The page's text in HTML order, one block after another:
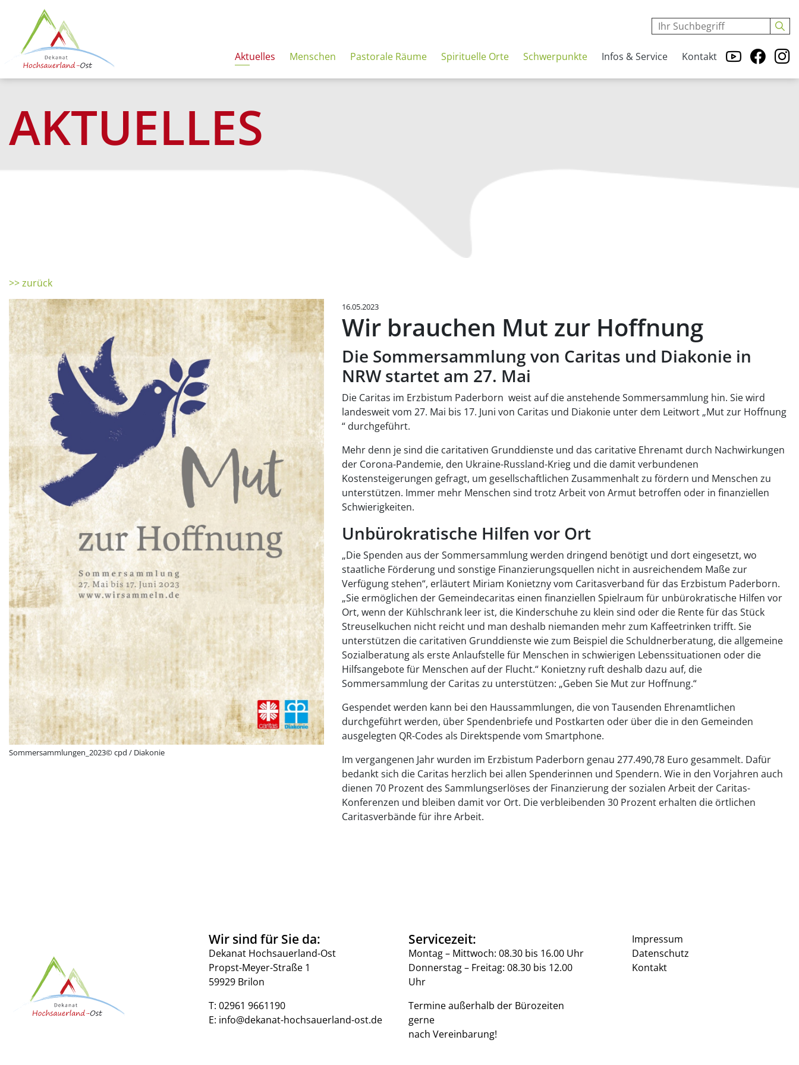
Aktuelles Menschen Pastorale Räume Spirituelle Orte Schwerpunkte Infos & Service Kontakt
AKTUELLES
>> zurück
Sommersammlungen_2023© cpd / Diakonie
16.05.2023
Wir brauchen Mut zur Hoffnung
Die Sommersammlung von Caritas und Diakonie in
NRW startet am 27. Mai
Die Caritas im Erzbistum Paderborn weist auf die anstehende Sommersammlung hin. Sie wird
landesweit vom 27. Mai bis 17. Juni von Caritas und Diakonie unter dem Leitwort „Mut zur Hoffnung
“ durchgeführt.
Mehr denn je sind die caritativen Grunddienste und das caritative Ehrenamt durch Nachwirkungen
der Corona-Pandemie, den Ukraine-Russland-Krieg und die damit verbundenen
Kostensteigerungen gefragt, um gesellschaftlichen Zusammenhalt zu fördern und Menschen zu
unterstützen. Immer mehr Menschen sind trotz Arbeit von Armut betroffen oder in finanziellen
Schwierigkeiten.
Unbürokratische Hilfen vor Ort
„Die Spenden aus der Sommersammlung werden dringend benötigt und dort eingesetzt, wo
staatliche Förderung und sonstige Finanzierungsquellen nicht in ausreichendem Maße zur
Verfügung stehen“, erläutert Miriam Konietzny vom Caritasverband für das Erzbistum Paderborn.
„Sie ermöglichen der Gemeindecaritas einen finanziellen Spielraum für unbürokratische Hilfen vor
Ort, wenn der Kühlschrank leer ist, die Kinderschuhe zu klein sind oder die Rente für das Stück
Streuselkuchen nicht reicht und man deshalb niemanden mehr zum Kaffeetrinken trifft. Sie
unterstützen die caritativen Grunddienste wie zum Beispiel die Schuldnerberatung, die allgemeine
Sozialberatung als erste Anlaufstelle für Menschen in schwierigen Lebenssituationen oder die
Hilfsangebote für Menschen auf der Flucht.“ Konietzny ruft deshalb dazu auf, die
Sommersammlung der Caritas zu unterstützen: „Geben Sie Mut zur Hoffnung.“
Gespendet werden kann bei den Haussammlungen, die von Tausenden Ehrenamtlichen
durchgeführt werden, über Spendenbriefe und Postkarten oder über die in den Gemeinden
ausgelegten QR-Codes als Direktspende vom Smartphone.
Im vergangenen Jahr wurden im Erzbistum Paderborn genau 277.490,78 Euro gesammelt. Dafür
bedankt sich die Caritas herzlich bei allen Spenderinnen und Spendern. Wie in den Vorjahren auch
dienen 70 Prozent des Sammlungserlöses der Finanzierung der sozialen Arbeit der Caritas-
Konferenzen und bleiben damit vor Ort. Die verbleibenden 30 Prozent erhalten die örtlichen
Caritasverbände für ihre Arbeit.
Wir sind für Sie da:
Dekanat Hochsauerland-Ost
Propst-Meyer-Straße 1
59929 Brilon
T: 02961 9661190
E: info@dekanat-hochsauerland-ost.de
Servicezeit:
Montag – Mittwoch: 08.30 bis 16.00 Uhr
Donnerstag – Freitag: 08.30 bis 12.00
Uhr
Termine außerhalb der Bürozeiten
gerne
nach Vereinbarung!
Impressum
Datenschutz
Kontakt